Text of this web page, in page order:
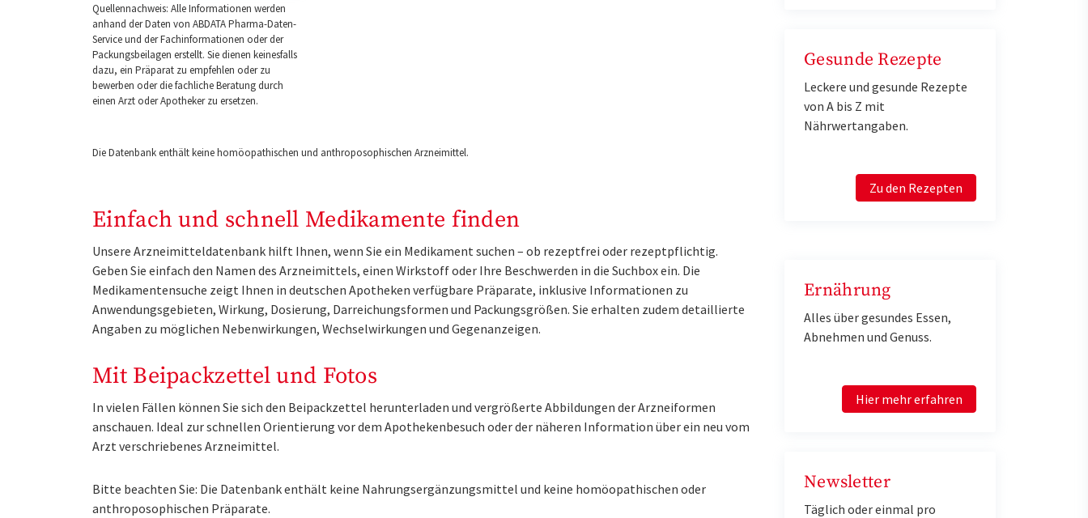
Quellennachweis: Alle Informationen werden
anhand der Daten von ABDATA Pharma-Daten-
Service und der Fachinformationen oder der
Packungsbeilagen erstellt. Sie dienen keinesfalls
dazu, ein Präparat zu empfehlen oder zu
bewerben oder die fachliche Beratung durch
einen Arzt oder Apotheker zu ersetzen.
Die Datenbank enthält keine homöopathischen und anthroposophischen Arzneimittel.
Einfach und schnell Medikamente finden
Unsere Arzneimitteldatenbank hilft Ihnen, wenn Sie ein Medikament suchen – ob rezeptfrei oder rezeptpflichtig.
Geben Sie einfach den Namen des Arzneimittels, einen Wirkstoff oder Ihre Beschwerden in die Suchbox ein. Die
Medikamentensuche zeigt Ihnen in deutschen Apotheken verfügbare Präparate, inklusive Informationen zu
Anwendungsgebieten, Wirkung, Dosierung, Darreichungsformen und Packungsgrößen. Sie erhalten zudem detaillierte
Angaben zu möglichen Nebenwirkungen, Wechselwirkungen und Gegenanzeigen.
Mit Beipackzettel und Fotos
In vielen Fällen können Sie sich den Beipackzettel herunterladen und vergrößerte Abbildungen der Arzneiformen
anschauen. Ideal zur schnellen Orientierung vor dem Apothekenbesuch oder der näheren Information über ein neu vom
Arzt verschriebenes Arzneimittel.
Bitte beachten Sie: Die Datenbank enthält keine Nahrungsergänzungsmittel und keine homöopathischen oder
anthroposophischen Präparate.
Gesunde Rezepte
Leckere und gesunde Rezepte
von A bis Z mit
Nährwertangaben.
Zu den Rezepten
Ernährung
Alles über gesundes Essen,
Abnehmen und Genuss.
Hier mehr erfahren
Newsletter
Täglich oder einmal pro